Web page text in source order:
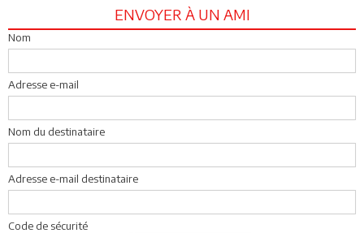
ENVOYER À UN AMI
Nom
Adresse e-mail
Nom du destinataire
Adresse e-mail destinataire
Code de sécurité